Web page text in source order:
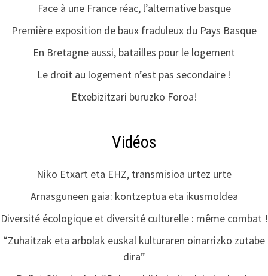
Face à une France réac, l’alternative basque
Première exposition de baux fraduleux du Pays Basque
En Bretagne aussi, batailles pour le logement
Le droit au logement n’est pas secondaire !
Etxebizitzari buruzko Foroa!
Vidéos
Niko Etxart eta EHZ, transmisioa urtez urte
Arnasguneen gaia: kontzeptua eta ikusmoldea
Diversité écologique et diversité culturelle : même combat !
“Zuhaitzak eta arbolak euskal kulturaren oinarrizko zutabe
dira”